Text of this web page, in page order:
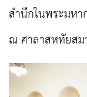
สำนึกในพระมห
ณ ศาลาสหทัยสม